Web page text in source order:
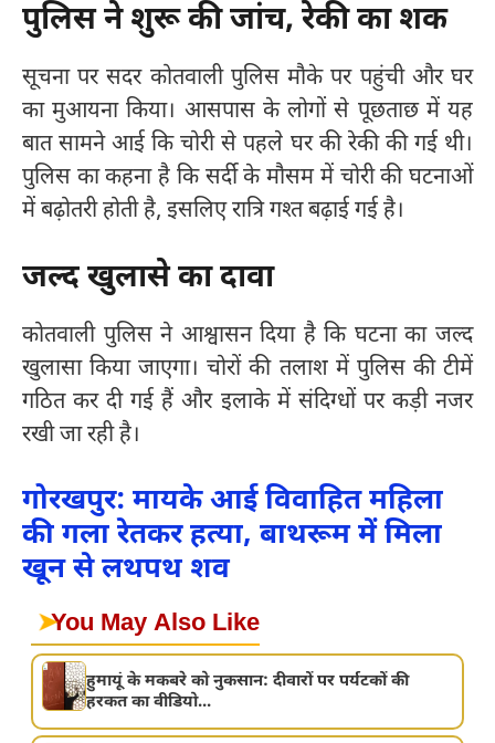
पुलिस ने शुरू की जांच, रेकी का शक
सूचना पर सदर कोतवाली पुलिस मौके पर पहुंची और घर
का मुआयना किया। आसपास के लोगों से पूछताछ में यह
बात सामने आई कि चोरी से पहले घर की रेकी की गई थी।
पुलिस का कहना है कि सर्दी के मौसम में चोरी की घटनाओं
में बढ़ोतरी होती है, इसलिए रात्रि गश्त बढ़ाई गई है।
जल्द खुलासे का दावा
कोतवाली पुलिस ने आश्वासन दिया है कि घटना का जल्द
खुलासा किया जाएगा। चोरों की तलाश में पुलिस की टीमें
गठित कर दी गई हैं और इलाके में संदिग्धों पर कड़ी नजर
रखी जा रही है।
गोरखपुर: मायके आई विवाहित महिला
की गला रेतकर हत्या, बाथरूम में मिला
खून से लथपथ शव
➤You May Also Like
हुमायूं के मकबरे को नुकसान: दीवारों पर पर्यटकों की
हरकत का वीडियो...